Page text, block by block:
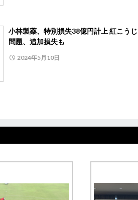
小林製薬、特別損失38億円計上 紅こうじ
問題、追加損失も
2024年5月10日